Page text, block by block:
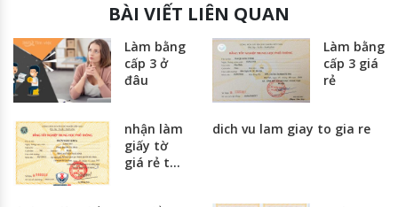
BÀI VIẾT LIÊN QUAN
Làm bằng
cấp 3 ở
đâu
Làm bằng
cấp 3 giá
rẻ
nhận làm
giấy tờ
giá rẻ tại
dich vu lam giay to gia re